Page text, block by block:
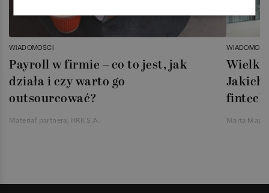
WIADOMOŚCI
Payroll w firmie – co to jest, jak
działa i czy warto go
outsourcować?
Materiał partnera, HRK S.A.
Jakich
Marta